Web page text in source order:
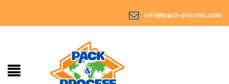
info@pack-process.com